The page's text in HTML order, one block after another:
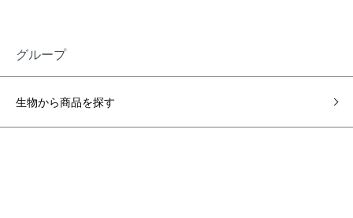
グループ
生物から商品を探す